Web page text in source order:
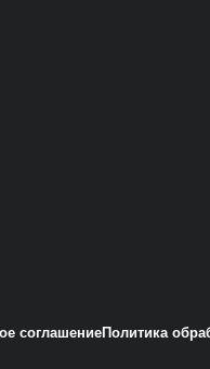
соглашениеПолитика